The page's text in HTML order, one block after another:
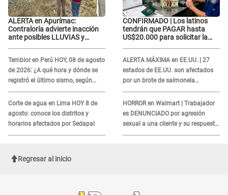
ALERTA en Apurímac:
Contraloría advierte inacción
ante posibles LLUVIAS y
Temblor en Perú HOY, 08 de agosto
de 2026: ¿A qué hora y dónde se
registró el último sismo, según
IGP?
Corte de agua en Lima HOY 8 de
agosto: conoce los distritos y
horarios afectados por Sedapal
CONFIRMADO | Los latinos
tendrán que PAGAR hasta
US$20.000 para solicitar la
ALERTA MÁXIMA en EE.UU. | 27
estados de EE.UU. son afectados
por un brote de salmonela
relacionado a un producto MUY
UTILIZADO
HORROR en Walmart | Trabajador
es DENUNCIADO por agresión
sexual a una cliente y su respuesta
INDIGNÓ A TODOS
Regresar al inicio